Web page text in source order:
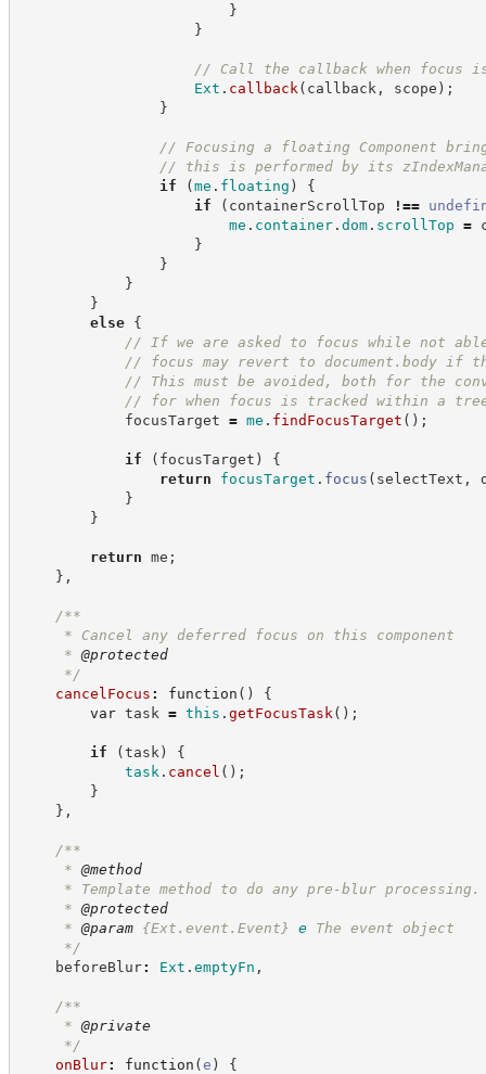
}
}
// Call the callback when focus
Ext . callback ( callback , scope ) ;
}
// Focusing a floating Component
// this is performed by its
if
(me . floating )
{
if
( containerScrollTop !==
me . container. dom. scrollTop =
}
}
}
}
else
{
// If we are asked to focus while not
// focus may revert to document.body if
// This must be avoided, both for the
// for when focus is tracked within a tree,
focusTarget = me . findFocusTarget ( ) ;
if ( focusTarget )
{
return
focusTarget . focus ( selectText ,
}
}
return me ;
} ,
/**
* Cancel any deferred focus on this component
* @protected
*/
cancelFocus : function ( )
{
var task = this . getFocusTask ( ) ;
if (task )
{
task . cancel ( ) ;
}
} ,
/**
* @method
* Template method to do any pre-blur processing.
* @protected
* @param {Ext.event.Event} e
The event object
*/
beforeBlur: Ext . emptyFn ,
/**
* @private
*/
onBlur: function (e )
{